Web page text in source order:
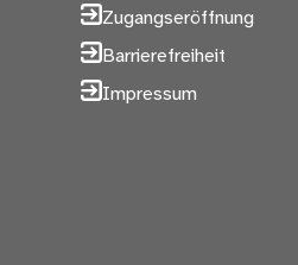
Zugangseröffnung
Barrierefreiheit
Impressum